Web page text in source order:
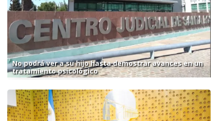
No podrá ver a su hijo hasta demostrar avances en un
tratamiento psicológico